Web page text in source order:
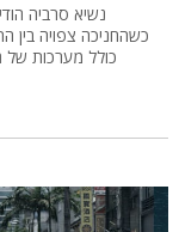
נשיא סרביה
כולל מערכות של